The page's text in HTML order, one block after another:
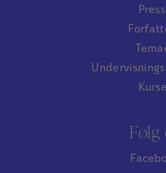
Følg